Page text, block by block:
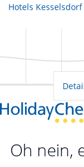
Hotels Kesselsdorf
Oh nein,